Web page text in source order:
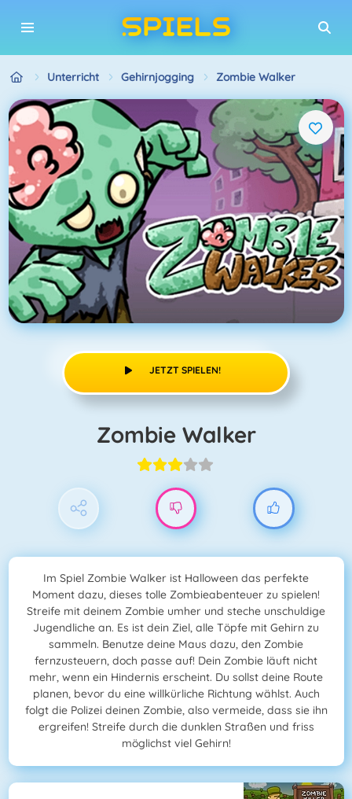
Unterricht Gehirnjogging Zombie Walker
JETZT SPIELEN!
Zombie Walker
Im Spiel Zombie Walker ist Halloween das perfekte
Moment dazu, dieses tolle Zombieabenteuer zu spielen!
Streife mit deinem Zombie umher und steche unschuldige
Jugendliche an. Es ist dein Ziel, alle Töpfe mit Gehirn zu
sammeln. Benutze deine Maus dazu, den Zombie
fernzusteuern, doch passe auf! Dein Zombie läuft nicht
mehr, wenn ein Hindernis erscheint. Du sollst deine Route
planen, bevor du eine willkürliche Richtung wählst. Auch
folgt die Polizei deinen Zombie, also vermeide, dass sie ihn
ergreifen! Streife durch die dunklen Straßen und friss
möglichst viel Gehirn!